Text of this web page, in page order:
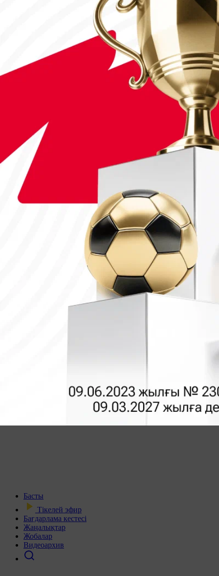
Басты
Тікелей эфир
Бағдарлама кестесі
Жаңалықтар
Жобалар
Видеоархив